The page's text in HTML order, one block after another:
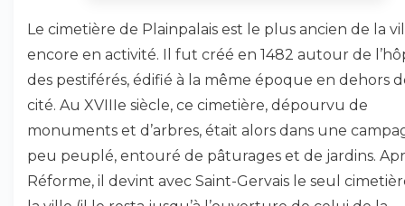
Le cimetière de Plainpalais est le plus ancien de la
encore en activité. Il fut créé en 1482 autour de
des pestiférés, édifié à la même époque en dehors
cité. Au XVIIIe siècle, ce cimetière, dépourvu de
monuments et d’arbres, était alors dans une
peu peuplé, entouré de pâturages et de jardins.
Réforme, il devint avec Saint-Gervais le seul